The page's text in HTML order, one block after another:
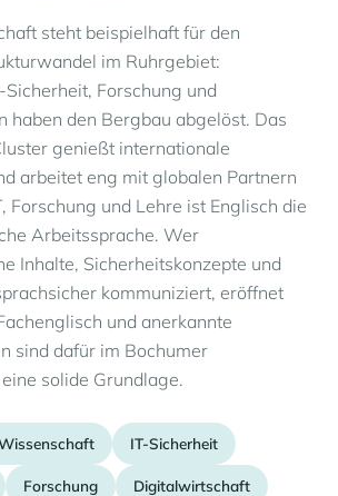
steht beispielhaft für den
im Ruhrgebiet:
Sicherheit, Forschung und
haben den Bergbau abgelöst. Das
genießt internationale
arbeitet eng mit globalen Partnern
Forschung und Lehre ist Englisch die
Arbeitssprache. Wer
Inhalte, Sicherheitskonzepte und
kommuniziert, eröffnet
und anerkannte
sind dafür im Bochumer
solide Grundlage.
IT-Sicherheit
Forschung Digitalwirtschaft